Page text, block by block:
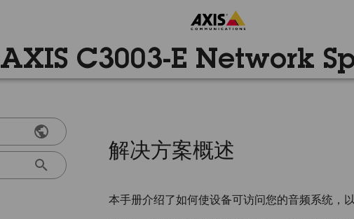
AXIS C3003-E Network
解决方案概述
本手册介绍了如何使设备可访问您的音频系统，